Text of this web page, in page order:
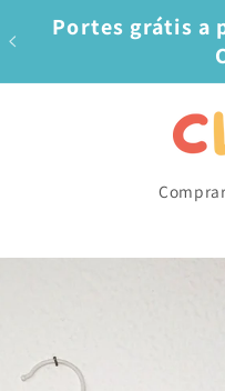
Portes grátis a
Comprar